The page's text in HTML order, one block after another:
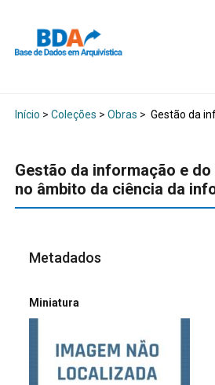
Início > Coleções > Obras > Gestão da
Gestão da informação e
no âmbito da ciência da
Metadados
Miniatura